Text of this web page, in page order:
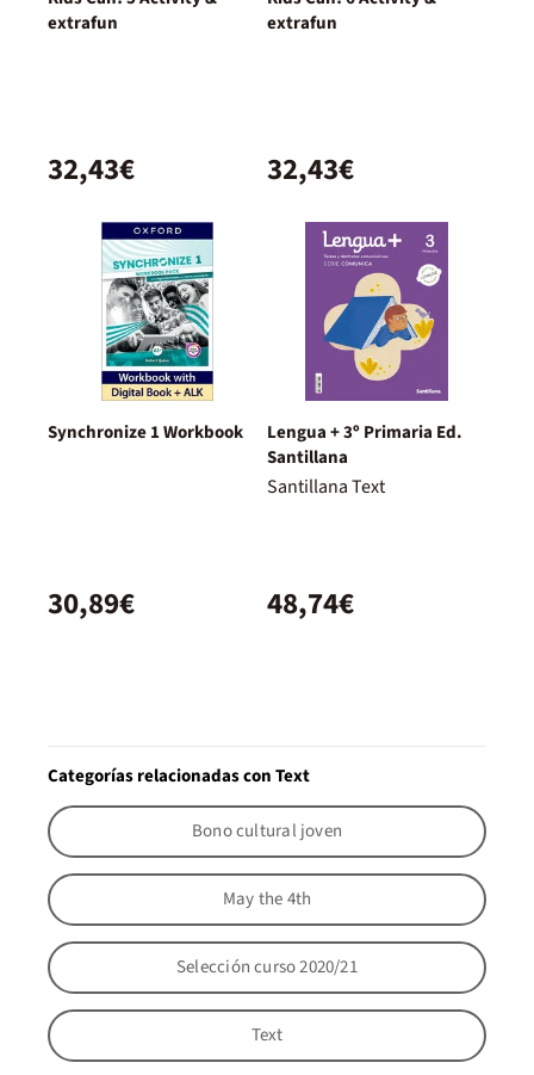
extrafun
32,43€
extrafun
32,43€
Synchronize 1 Workbook
30,89€
Lengua + 3º Primaria Ed.
Santillana
Santillana Text
48,74€
Categorías relacionadas con Text
Bono cultural joven
May the 4th
Selección curso 2020/21
Text